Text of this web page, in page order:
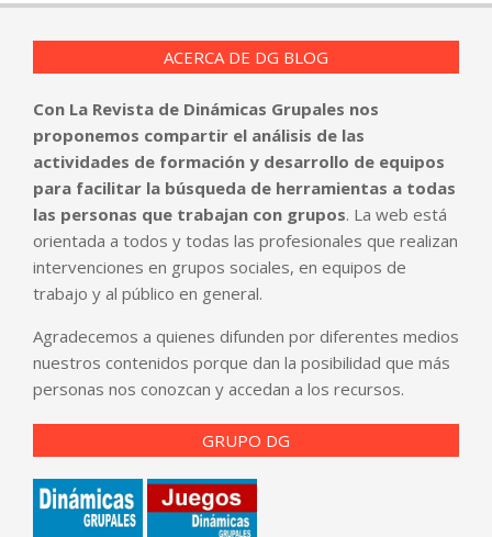
ACERCA DE DG BLOG
Con La Revista de Dinámicas Grupales nos
proponemos compartir el análisis de las
actividades de formación y desarrollo de equipos
para facilitar la búsqueda de herramientas a todas
las personas que trabajan con grupos. La web está
orientada a todos y todas las profesionales que realizan
intervenciones en grupos sociales, en equipos de
trabajo y al público en general.
Agradecemos a quienes difunden por diferentes medios
nuestros contenidos porque dan la posibilidad que más
personas nos conozcan y accedan a los recursos.
GRUPO DG